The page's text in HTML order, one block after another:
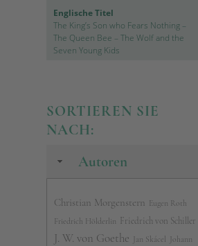
Englische Titel
The King’s Son who Fears Nothing –
The Queen Bee – The Wolf and the
Seven Young Kids
SORTIEREN SIE
NACH:
Autoren
Christian Morgenstern Eugen Roth
Friedrich Hölderlin
Friedrich von Schiller
J. W. von Goethe Jan Skácel
Johann